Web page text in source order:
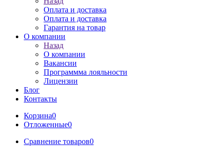
Оплата и доставка
Оплата и доставка
Гарантия на товар
О компании
Назад
О компании
Вакансии
Программма лояльности
Лицензии
Блог
Контакты
Корзина0
Отложенные0
Сравнение товаров0